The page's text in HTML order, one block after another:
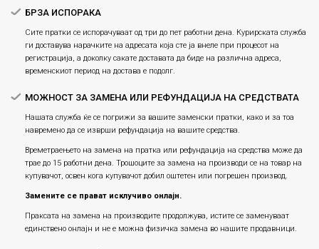
БРЗА ИСПОРАКА
Сите пратки се испорачуваат од три до пет работни дена. Курирската служба
ги доставува нарачките на адресата која сте ја внеле при процесот на
регистрација, а доколку сакате доставата да биде на различна адреса,
временскиот период на достава е подолг.
МОЖНОСТ ЗА ЗАМЕНА ИЛИ РЕФУНДАЦИЈА НА СРЕДСТВАТА
Нашата служба ќе се погрижи за вашите заменски пратки, како и за тоа
навремено да се изврши рефундација на вашите средства.
Времетраењето на замена на пратка или рефундацијa на средства може да
трае до 15 работни дена. Трошоците за замена на производи се на товар на
купувачот, освен кога купувачот добил оштетен или погрешен производ.
Замените се прават исклучиво онлајн.
Праксата на замена на производите продолжува, истите се заменуваат
единствено онлајн и не е можна физичка замена во нашите продавници.